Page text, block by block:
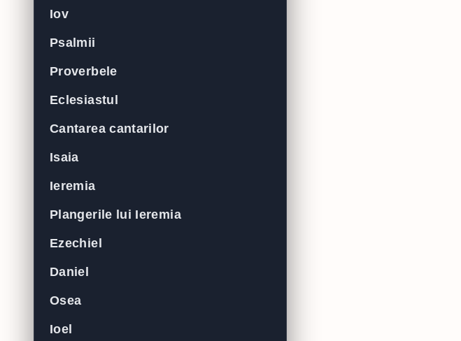
Iov
Psalmii
Proverbele
Eclesiastul
Cantarea cantarilor
Isaia
Ieremia
Plangerile lui Ieremia
Ezechiel
Daniel
Osea
Ioel